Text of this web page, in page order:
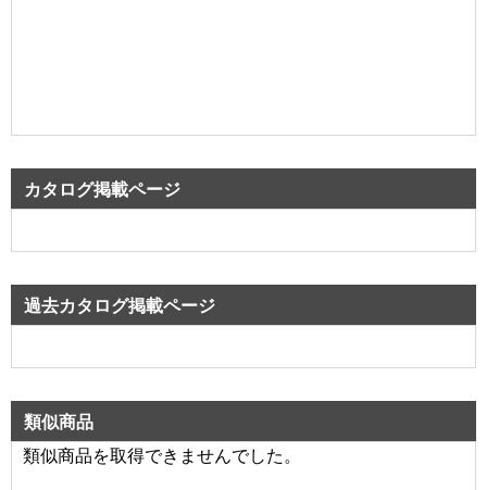
カタログ掲載ページ
過去カタログ掲載ページ
類似商品
類似商品を取得できませんでした。